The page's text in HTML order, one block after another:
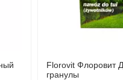
Florovit Флоровит
гранулы